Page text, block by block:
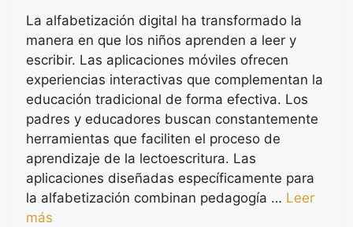
La alfabetización digital ha transformado la
manera en que los niños aprenden a leer y
escribir. Las aplicaciones móviles ofrecen
experiencias interactivas que complementan la
educación tradicional de forma efectiva. Los
padres y educadores buscan constantemente
herramientas que faciliten el proceso de
aprendizaje de la lectoescritura. Las
aplicaciones diseñadas específicamente para
la alfabetización combinan pedagogía … Leer
más